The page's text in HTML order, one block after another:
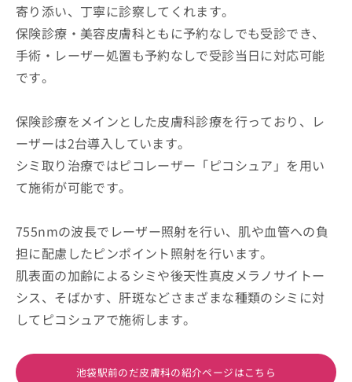
寄り添い、丁寧に診察してくれます。
保険診療・美容皮膚科ともに予約なしでも受診でき、
手術・レーザー処置も予約なしで受診当日に対応可能
です。
保険診療をメインとした皮膚科診療を行っており、レ
ーザーは2台導入しています。
シミ取り治療ではピコレーザー「ピコシュア」を用い
て施術が可能です。
755nmの波長でレーザー照射を行い、肌や血管への負
担に配慮したピンポイント照射を行います。
肌表面の加齢によるシミや後天性真皮メラノサイトー
シス、そばかす、肝斑などさまざまな種類のシミに対
してピコシュアで施術します。
池袋駅前のだ皮膚科の紹介ページはこちら